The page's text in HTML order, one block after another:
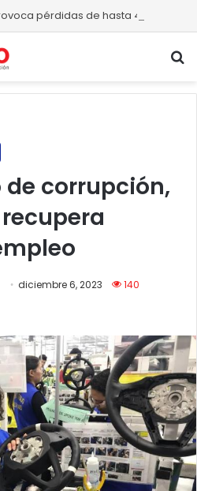
de corrupción,
diciembre 6, 2023
140